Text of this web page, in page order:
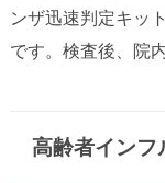
ンザ迅速判定キッ
です。検査後、院
高齢者インフ